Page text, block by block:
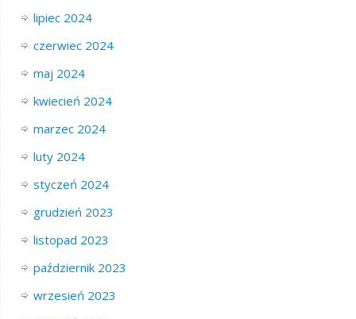
lipiec 2024
czerwiec 2024
maj 2024
kwiecień 2024
marzec 2024
luty 2024
styczeń 2024
grudzień 2023
listopad 2023
październik 2023
wrzesień 2023